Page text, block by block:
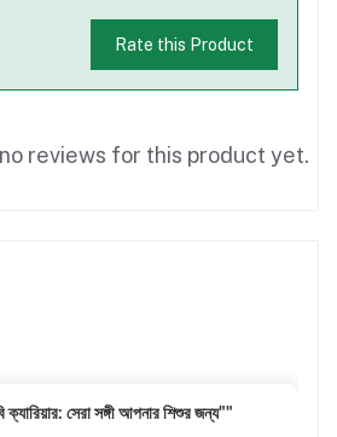
Rate this Product
reviews for this product yet.
ক্যারিয়ার: সেরা সঙ্গী আপনার শিশুর জন্য""